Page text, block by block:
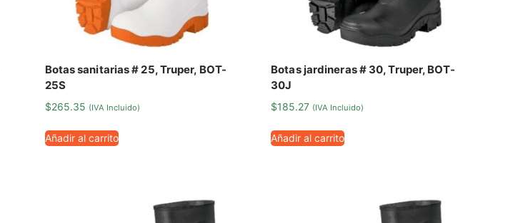
Botas sanitarias # 25, Truper, BOT-
25S
$265.35 (IVA Incluido)
Añadir al carrito
Botas jardineras # 30, Truper, BOT-
30J
$185.27 (IVA Incluido)
Añadir al carrito